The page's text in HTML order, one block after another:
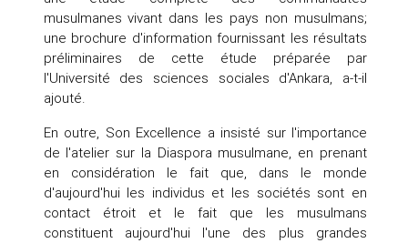
musulmanes vivant dans les pays non musulmans;
une brochure d'information fournissant les résultats
préliminaires de cette étude préparée par
l'Université des sciences sociales d'Ankara, a-t-il
ajouté.
En outre, Son Excellence a insisté sur l'importance
de l'atelier sur la Diaspora musulmane, en prenant
en considération le fait que, dans le monde
d'aujourd'hui les individus et les sociétés sont en
contact étroit et le fait que les musulmans
constituent aujourd'hui l'une des plus grandes